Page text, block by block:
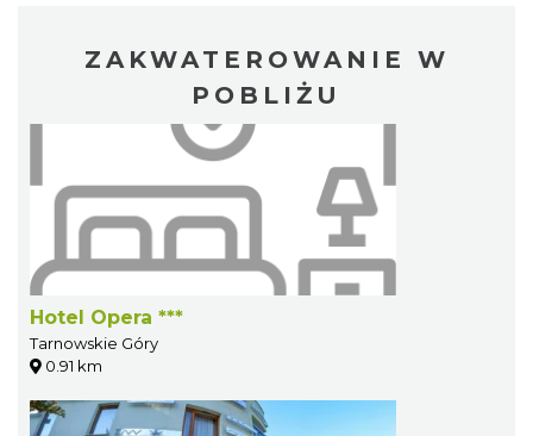
ZAKWATEROWANIE W
POBLIŻU
Hotel Opera ***
Tarnowskie Góry
0.91 km